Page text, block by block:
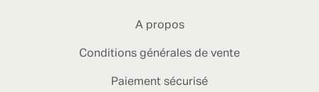
A propos
Conditions générales de vente
Paiement sécurisé